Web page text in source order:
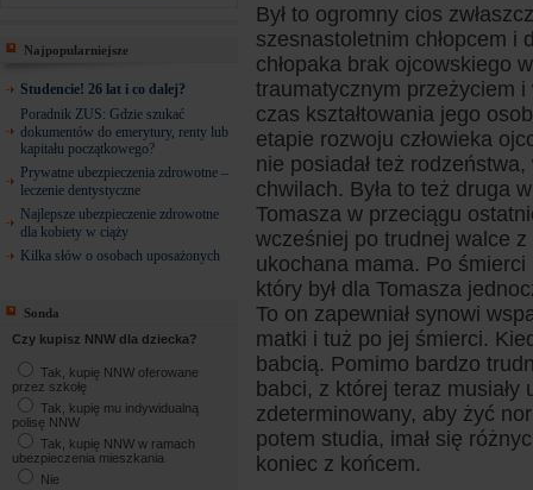
Najpopularniejsze
Studencie! 26 lat i co dalej?
Poradnik ZUS: Gdzie szukać
dokumentów do emerytury, renty lub
kapitału początkowego?
Prywatne ubezpieczenia zdrowotne –
leczenie dentystyczne
Najlepsze ubezpieczenie zdrowotne
dla kobiety w ciąży
Kilka słów o osobach uposażonych
Sonda
Czy kupisz NNW dla dziecka?
Tak, kupię NNW oferowane
przez szkołę
Tak, kupię mu indywidualną
polisę NNW
Tak, kupię NNW w ramach
ubezpieczenia mieszkania
Nie
Był to ogromny cios
szesnastoletnim chłopcem i
chłopaka brak ojcowskiego
traumatycznym przeżyciem i
czas kształtowania jego
etapie rozwoju człowieka
nie posiadał też
chwilach. Była to też druga
Tomasza w przeciągu
wcześniej po trudnej walce
ukochana mama. Po śmierci
który był dla Tomasza
To on zapewniał synowi
matki i tuż po jej śmierci.
babcią. Pomimo bardzo
babci, z której teraz musiały
zdeterminowany, aby żyć
potem studia, imał się
koniec z końcem.